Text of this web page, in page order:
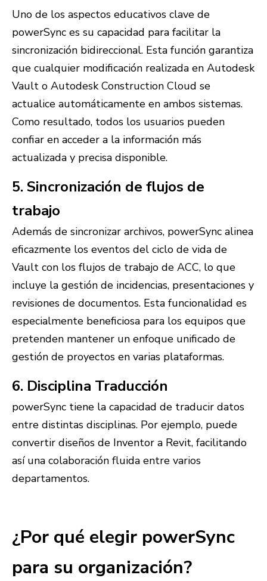
Uno de los aspectos educativos clave de
powerSync es su capacidad para facilitar la
sincronización bidireccional. Esta función garantiza
que cualquier modificación realizada en Autodesk
Vault o Autodesk Construction Cloud se
actualice automáticamente en ambos sistemas.
Como resultado, todos los usuarios pueden
confiar en acceder a la información más
actualizada y precisa disponible.
5. Sincronización de flujos de
trabajo
Además de sincronizar archivos, powerSync alinea
eficazmente los eventos del ciclo de vida de
Vault con los flujos de trabajo de ACC, lo que
incluye la gestión de incidencias, presentaciones y
revisiones de documentos. Esta funcionalidad es
especialmente beneficiosa para los equipos que
pretenden mantener un enfoque unificado de
gestión de proyectos en varias plataformas.
6. Disciplina Traducción
powerSync tiene la capacidad de traducir datos
entre distintas disciplinas. Por ejemplo, puede
convertir diseños de Inventor a Revit, facilitando
así una colaboración fluida entre varios
departamentos.
¿Por qué elegir powerSync
para su organización?